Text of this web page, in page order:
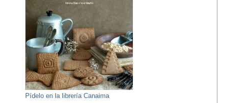
Pídelo en la librería Canaima